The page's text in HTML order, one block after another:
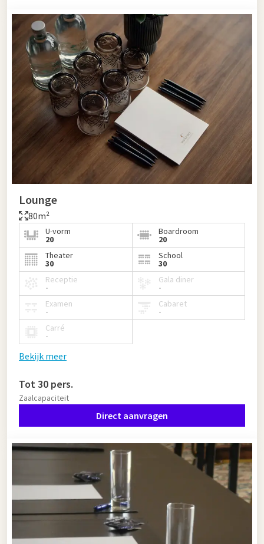
Lounge
80m²
U-vorm
20
Boardroom
20
Theater
30
School
30
Receptie
-
Gala diner
-
Examen
-
Cabaret
-
Carré
-
Bekijk meer
Tot 30 pers.
Zaalcapaciteit
Direct aanvragen